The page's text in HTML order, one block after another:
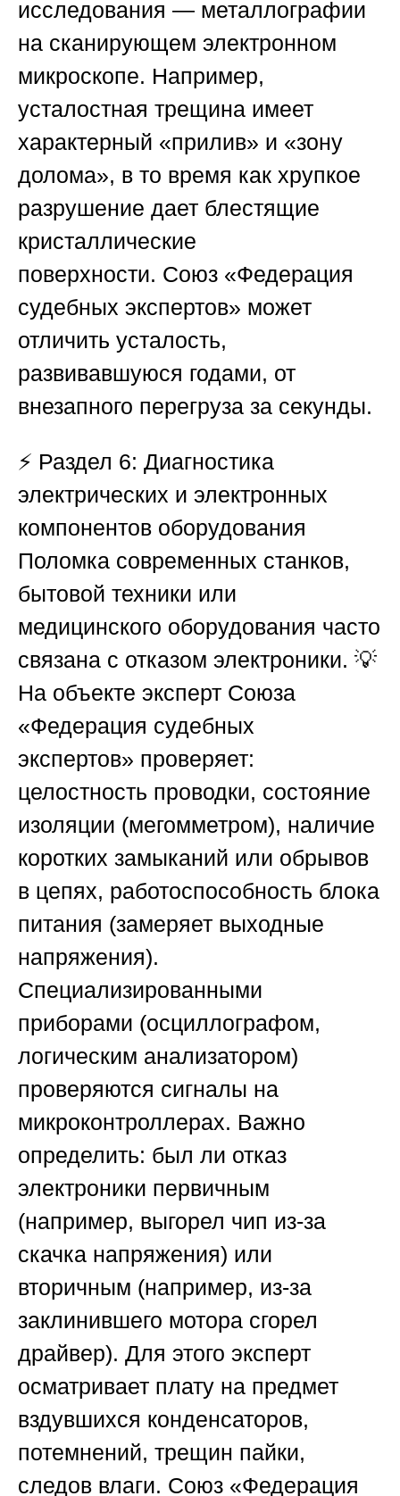
исследования — металлографии
на сканирующем электронном
микроскопе. Например,
усталостная трещина имеет
характерный «прилив» и «зону
долома», в то время как хрупкое
разрушение дает блестящие
кристаллические
поверхности. Союз «Федерация
судебных экспертов» может
отличить усталость,
развивавшуюся годами, от
внезапного перегруза за секунды.
⚡ Раздел 6: Диагностика
электрических и электронных
компонентов оборудования
Поломка современных станков,
бытовой техники или
медицинского оборудования часто
связана с отказом электроники. 💡
На объекте эксперт Союза
«Федерация судебных
экспертов» проверяет:
целостность проводки, состояние
изоляции (мегомметром), наличие
коротких замыканий или обрывов
в цепях, работоспособность блока
питания (замеряет выходные
напряжения).
Специализированными
приборами (осциллографом,
логическим анализатором)
проверяются сигналы на
микроконтроллерах. Важно
определить: был ли отказ
электроники первичным
(например, выгорел чип из-за
скачка напряжения) или
вторичным (например, из-за
заклинившего мотора сгорел
драйвер). Для этого эксперт
осматривает плату на предмет
вздувшихся конденсаторов,
потемнений, трещин пайки,
следов влаги. Союз «Федерация